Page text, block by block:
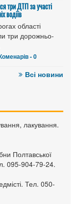
три ДТП за участі
водіїв
області
три дорожньо-
- 0
Всі новини
лакування.
Полтавської
095-904-79-24.
Тел. 050-